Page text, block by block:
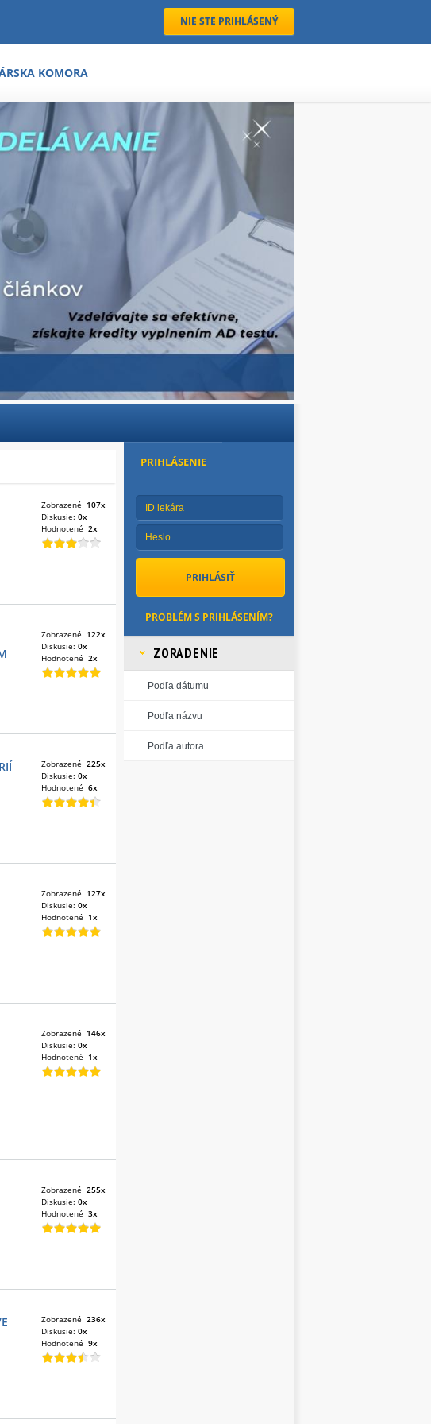
NIE STE PRIHLÁSENÝ
KOMORA
Zobrazené 107x
Diskusie: 0x
Hodnotené 2x
Zobrazené 122x
Diskusie: 0x
Hodnotené 2x
Zobrazené 225x
Diskusie: 0x
Hodnotené 6x
Zobrazené 127x
Diskusie: 0x
Hodnotené 1x
Zobrazené 146x
Diskusie: 0x
Hodnotené 1x
Zobrazené 255x
Diskusie: 0x
Hodnotené 3x
Zobrazené 236x
Diskusie: 0x
Hodnotené 9x
PRIHLÁSENIE
PROBLÉM S PRIHLÁSENÍM?
ZORADENIE
Podľa dátumu
Podľa názvu
Podľa autora